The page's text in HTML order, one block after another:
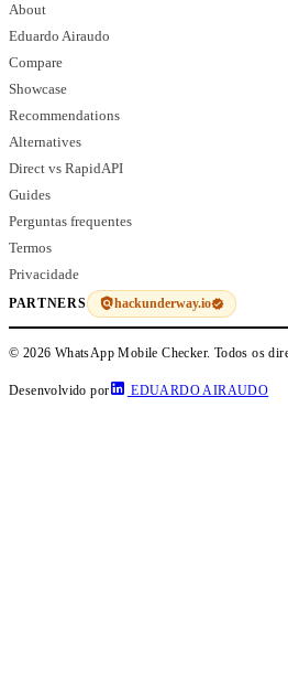
About
Eduardo Airaudo
Compare
Showcase
Recommendations
Alternatives
Direct vs RapidAPI
Guides
Perguntas frequentes
Termos
Privacidade
PARTNERS hackunderway.io
© 2026 WhatsApp Mobile Checker. Todos os
Desenvolvido por EDUARDO AIRAUDO